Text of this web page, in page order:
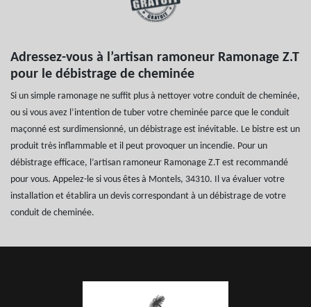
Adressez-vous à l’artisan ramoneur Ramonage Z.T
pour le débistrage de cheminée
Si un simple ramonage ne suffit plus à nettoyer votre conduit de cheminée,
ou si vous avez l’intention de tuber votre cheminée parce que le conduit
maçonné est surdimensionné, un débistrage est inévitable. Le bistre est un
produit très inflammable et il peut provoquer un incendie. Pour un
débistrage efficace, l’artisan ramoneur Ramonage Z.T est recommandé
pour vous. Appelez-le si vous êtes à Montels, 34310. Il va évaluer votre
installation et établira un devis correspondant à un débistrage de votre
conduit de cheminée.